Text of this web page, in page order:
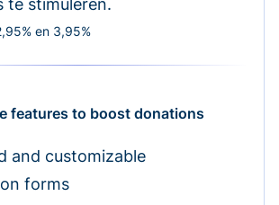
te stimuleren.
en 3,95%
features to boost donations
and customizable
forms